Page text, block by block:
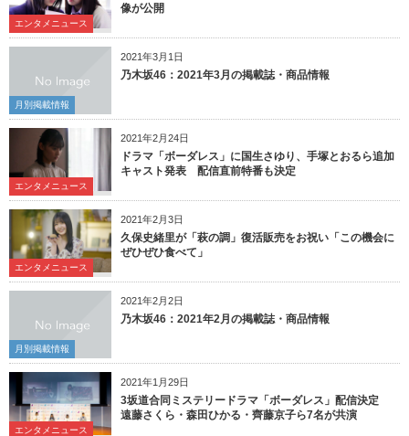
エンタメニュース
像が公開
2021年3月1日
月別掲載情報
乃木坂46：2021年3月の掲載誌・商品情報
2021年2月24日
エンタメニュース
ドラマ「ボーダレス」に国生さゆり、手塚とおるら追加
キャスト発表 配信直前特番も決定
2021年2月3日
エンタメニュース
久保史緒里が「萩の調」復活販売をお祝い「この機会に
ぜひぜひ食べて」
2021年2月2日
月別掲載情報
乃木坂46：2021年2月の掲載誌・商品情報
2021年1月29日
エンタメニュース
3坂道合同ミステリードラマ「ボーダレス」配信決定
遠藤さくら・森田ひかる・齊藤京子ら7名が共演